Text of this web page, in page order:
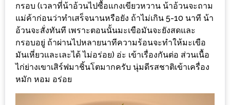
ติดต่อ
น้า
อ้วน
น้า
อ้วน
ชวน
กรอบ (เวลาที่น้าอ้วนไปซื้อแกงเขียวหวาน น้าอ้วนจะถาม
แม่ค้าก่อนว่าทำเสร็จนานหรือยัง ถ้าไม่เกิน 5-10 นาที น้า
อ้วนจะสั่งทันที เพราะตอนนั้นมะเขือมันจะยังสดและ
กรอบอยู่ ถ้าผ่านไปหลายนาทีความร้อนจะทำให้มะเขือ
มันเหี่ยวและเละได้ ไม่อร่อย) อ่ะ เข้าเรื่องกันต่อ ส่วนเนื้อ
ไก่ย่างเขาเสิร์ฟมาชิ้นโตมากครับ นุ่มดีรสชาติเข้าเครื่อง
หมัก หอม อร่อย